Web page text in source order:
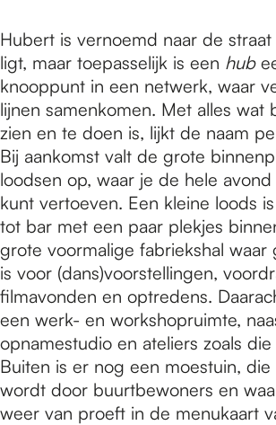
Hubert is vernoemd naar de
ligt, maar toepasselijk is een hub
knooppunt in een netwerk, waar
lijnen samenkomen. Met alles wat
zien en te doen is, lijkt de naam
Bij aankomst valt de grote
loodsen op, waar je de hele
kunt vertoeven. Een kleine loods
tot bar met een paar plekjes
grote voormalige fabriekshal waar
is voor (dans)voorstellingen,
filmavonden en optredens.
een werk- en workshopruimte,
opnamestudio en ateliers zoals die
Buiten is er nog een moestuin,
wordt door buurtbewoners en
weer van proeft in de menukaart